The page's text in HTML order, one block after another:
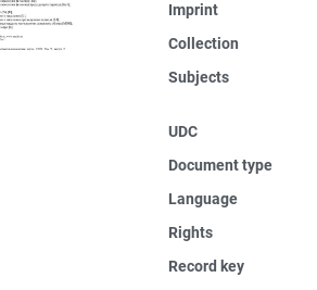
Imprint
Collection
Subjects
UDC
Document type
Language
Rights
Record key